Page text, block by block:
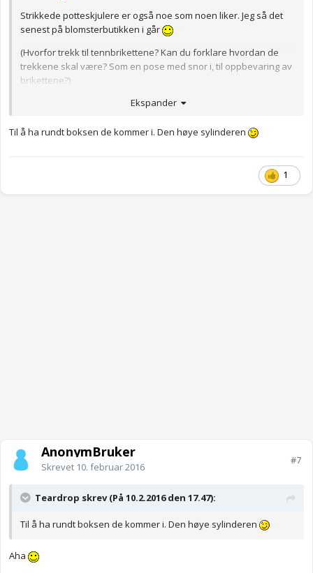
Strikkede potteskjulere er også noe som noen liker. Jeg så det
senest på blomsterbutikken i går
(Hvorfor trekk til tennbrikettene? Kan du forklare hvordan de
trekkene skal være? Som en pose med snor i, til oppbevaring av
brikettene?)
Hjemmestrikkede grytelapper og kluter er noe jeg ønsker meg
Ekspander
Til å ha rundt boksen de kommer i. Den høye sylinderen
1
AnonymBruker
Skrevet 10. februar 2016
#7
Teardrop skrev (På 10.2.2016 den 17.47):
Til å ha rundt boksen de kommer i. Den høye sylinderen
Aha